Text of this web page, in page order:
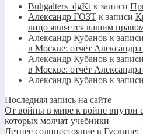
Buhgalters_dgKi к записи
Александр ГОЗТ к записи
лицо является вашим
Александр Кубанов к записи
в Москве: отчёт
Александр Кубанов к записи
в Москве: отчёт
Александр Кубанов к записи
Последняя запись на сайте
От войны в мире к войне внутри
которых молчат учебники
Летнее солнцестояние в Гуслице: